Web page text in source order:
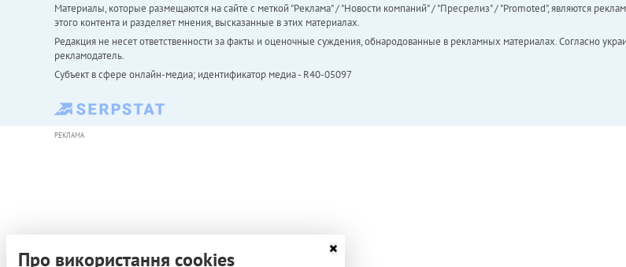
Материалы, которые размещаются на сайте с меткой "Реклама" / "Новости компаний" / "Пресрелиз" / "Promoted", являются
этого контента и разделяет мнения, высказанные в этих материалах.
Редакция не несет ответственности за факты и оценочные суждения, обнародованные в рекламных материалах. Согласно
рекламодатель.
Субъект в сфере онлайн-медиа; идентификатор медиа - R40-05097
РЕКЛАМА
Про використання cookies